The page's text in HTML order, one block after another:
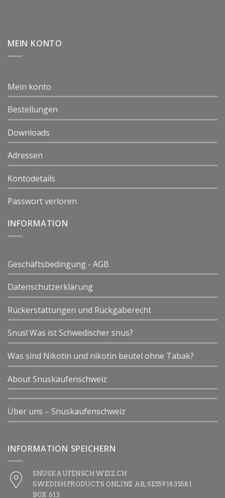
MEIN KONTO
Mein konto
Bestellungen
Downloads
Adressen
Kontodetails
Passwort verloren
INFORMATION
Geschäftsbedingung - AGB
Datenschutzerklärung
Rückerstattungen und Rückgaberecht
Snus! Was ist Schwedischer snus?
Was sind Nikotin und nikotin beutel ohne Tabak?
About Snuskaufenschweiz
Über uns – Snuskaufenschweiz
INFORMATION SPEICHERN
SNUSKAUFENSCHWEIZ.CH
SWEDISHPRODUCTS ONLINE AB, SE5591835581
BOX 613